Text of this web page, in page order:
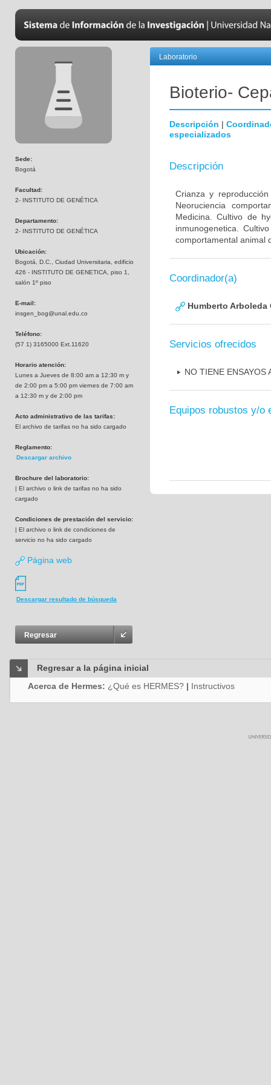
Sede:
Bogotá
Facultad:
2- INSTITUTO DE GENÉTICA
Departamento:
2- INSTITUTO DE GENÉTICA
Ubicación:
Bogotá, D.C., Ciudad Universitaria, edificio
426 - INSTITUTO DE GENETICA, piso 1,
salón 1º piso
E-mail:
insgen_bog@unal.edu.co
Teléfono:
(57 1) 3165000 Ext.11620
Horario atención:
Lunes a Jueves de 8:00 am a 12:30 m y
de 2:00 pm a 5:00 pm viernes de 7:00 am
a 12:30 m y de 2:00 pm
Acto administrativo de las tarifas:
El archivo de tarifas no ha sido cargado
Reglamento:
Descargar archivo
Brochure del laboratorio:
| El archivo o link de tarifas no ha sido
cargado
Condiciones de prestación del servicio:
| El archivo o link de condiciones de
servicio no ha sido cargado
Página web
Descargar resultado de búsqueda
Regresar
Laboratorio
Bioterio-
Descripción |
especializados
Descripción
Crianza y
Neoruciencia
Medicina. Cultivo de
inmunogenetica.
comportamental animal
Coordinador(a)
Humberto Arboleda
Servicios ofrecidos
NO TIENE ENSAYOS
Equipos robustos y/o
Regresar a la página inicial
Acerca de Hermes: ¿Qué es HERMES? | Instructivos